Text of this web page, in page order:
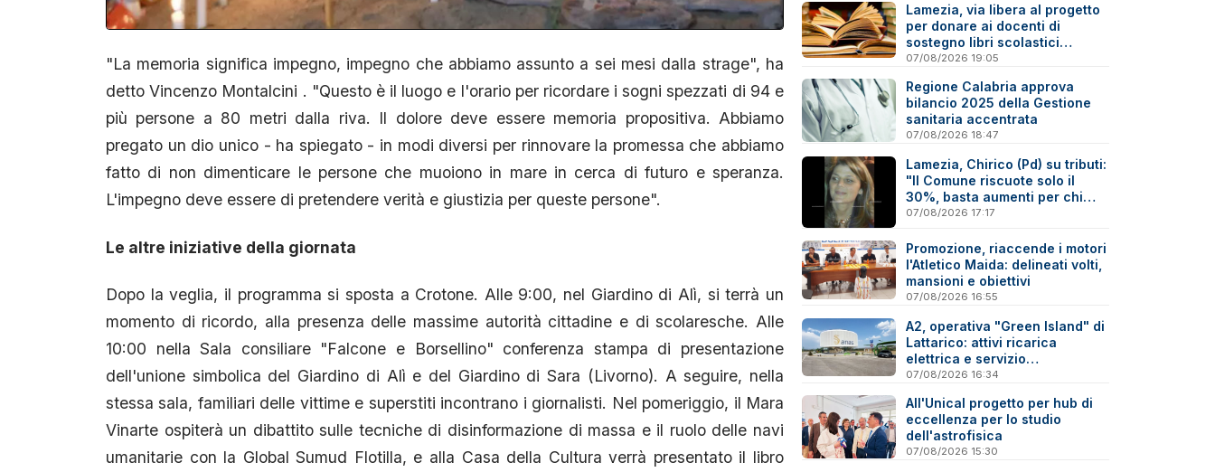
"La memoria significa impegno, impegno che abbiamo assunto a sei mesi dalla strage", ha
detto Vincenzo Montalcini . "Questo è il luogo e l'orario per ricordare i sogni spezzati di 94 e
più persone a 80 metri dalla riva. Il dolore deve essere memoria propositiva. Abbiamo
pregato un dio unico - ha spiegato - in modi diversi per rinnovare la promessa che abbiamo
fatto di non dimenticare le persone che muoiono in mare in cerca di futuro e speranza.
L'impegno deve essere di pretendere verità e giustizia per queste persone".
Le altre iniziative della giornata
Dopo la veglia, il programma si sposta a Crotone. Alle 9:00, nel Giardino di Alì, si terrà un
momento di ricordo, alla presenza delle massime autorità cittadine e di scolaresche. Alle
10:00 nella Sala consiliare "Falcone e Borsellino" conferenza stampa di presentazione
dell'unione simbolica del Giardino di Alì e del Giardino di Sara (Livorno). A seguire, nella
stessa sala, familiari delle vittime e superstiti incontrano i giornalisti. Nel pomeriggio, il Mara
Vinarte ospiterà un dibattito sulle tecniche di disinformazione di massa e il ruolo delle navi
umanitarie con la Global Sumud Flotilla, e alla Casa della Cultura verrà presentato il libro
Lamezia, via libera al progetto
per donare ai docenti di
sostegno libri scolastici
destinati al macero
07/08/2026 19:05
Regione Calabria approva
bilancio 2025 della Gestione
sanitaria accentrata
07/08/2026 18:47
Lamezia, Chirico (Pd) su tributi:
"Il Comune riscuote solo il
30%, basta aumenti per chi
paga"
07/08/2026 17:17
Promozione, riaccende i motori
l'Atletico Maida: delineati volti,
mansioni e obiettivi
07/08/2026 16:55
A2, operativa "Green Island" di
Lattarico: attivi ricarica
elettrica e servizio
sperimentale di soccorso
07/08/2026 16:34
All'Unical progetto per hub di
eccellenza per lo studio
dell'astrofisica
07/08/2026 15:30